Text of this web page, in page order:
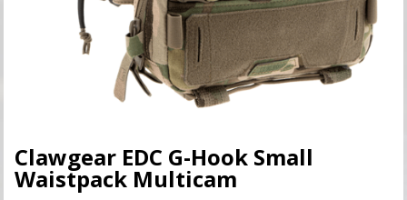
Clawgear EDC G-Hook Small
Waistpack Multicam